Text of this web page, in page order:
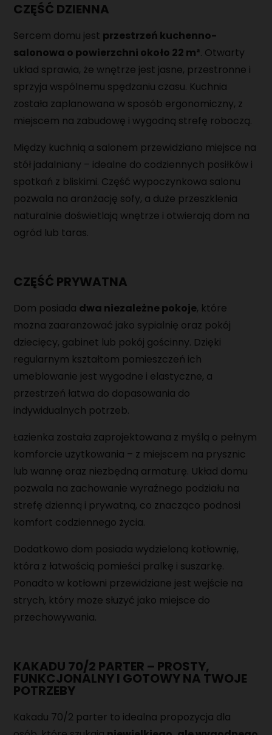
CZĘŚĆ DZIENNA
Sercem domu jest przestrzeń kuchenno-
salonowa o powierzchni około 22 m². Otwarty
układ sprawia, że wnętrze jest jasne, przestronne i
sprzyja wspólnemu spędzaniu czasu. Kuchnia
została zaplanowana w sposób ergonomiczny, z
miejscem na zabudowę i wygodną strefę roboczą.
Między kuchnią a salonem przewidziano miejsce na
stół jadalniany – idealne do codziennych posiłków i
spotkań z bliskimi. Część wypoczynkowa salonu
pozwala na aranżację sofy, a duże przeszklenia
naturalnie doświetlają wnętrze i otwierają dom na
ogród lub taras.
CZĘŚĆ PRYWATNA
Dom posiada dwa niezależne pokoje, które
można zaaranżować jako sypialnię oraz pokój
dziecięcy, gabinet lub pokój gościnny. Dzięki
regularnym kształtom pomieszczeń ich
umeblowanie jest wygodne i elastyczne, a
przestrzeń łatwa do dopasowania do
indywidualnych potrzeb.
Łazienka została zaprojektowana z myślą o pełnym
komforcie użytkowania – z miejscem na prysznic
lub wannę oraz niezbędną armaturę. Układ domu
pozwala na zachowanie wyraźnego podziału na
strefę dzienną i prywatną, co znacząco podnosi
komfort codziennego życia.
Dodatkowo dom posiada wydzieloną kotłownię,
która z łatwością pomieści pralkę i suszarkę.
Ponadto w kotłowni przewidziane jest wejście na
strych, który może służyć jako miejsce do
przechowywania.
KAKADU 70/2 PARTER – PROSTY,
FUNKCJONALNY I GOTOWY NA TWOJE
POTRZEBY
Kakadu 70/2 parter to idealna propozycja dla